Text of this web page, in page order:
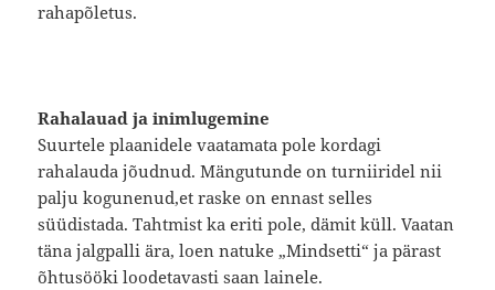
rahapõletus.
Rahalauad ja inimlugemine
Suurtele plaanidele vaatamata pole kordagi
rahalauda jõudnud. Mängutunde on turniiridel nii
palju kogunenud,et raske on ennast selles
süüdistada. Tahtmist ka eriti pole, dämit küll. Vaatan
täna jalgpalli ära, loen natuke „Mindsetti“ ja pärast
õhtusööki loodetavasti saan lainele.